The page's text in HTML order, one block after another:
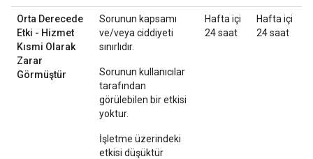
Orta Derecede
Etki - Hizmet
Kısmi Olarak
Zarar
Görmüştür
Sorunun kapsamı
ve/veya ciddiyeti
sınırlıdır.
Sorunun kullanıcılar
tarafından
görülebilen bir etkisi
yoktur.
İşletme üzerindeki
etkisi düşüktür
Hafta içi
24 saat
Hafta içi
24 saat